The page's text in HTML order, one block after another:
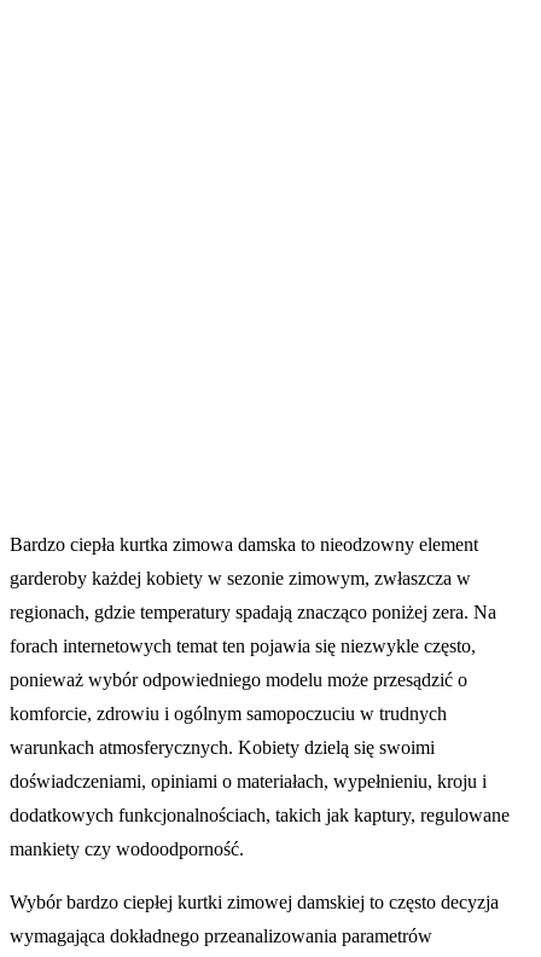
Bardzo ciepła kurtka zimowa damska to nieodzowny element
garderoby każdej kobiety w sezonie zimowym, zwłaszcza w
regionach, gdzie temperatury spadają znacząco poniżej zera. Na
forach internetowych temat ten pojawia się niezwykle często,
ponieważ wybór odpowiedniego modelu może przesądzić o
komforcie, zdrowiu i ogólnym samopoczuciu w trudnych
warunkach atmosferycznych. Kobiety dzielą się swoimi
doświadczeniami, opiniami o materiałach, wypełnieniu, kroju i
dodatkowych funkcjonalnościach, takich jak kaptury, regulowane
mankiety czy wodoodporność.
Wybór bardzo ciepłej kurtki zimowej damskiej to często decyzja
wymagająca dokładnego przeanalizowania parametrów